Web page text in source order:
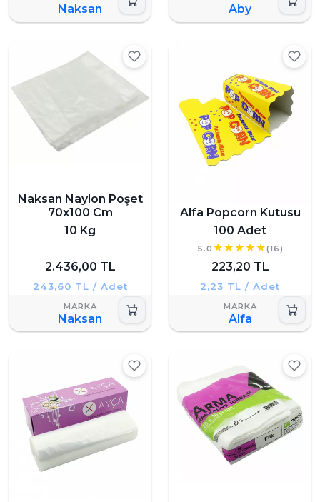
Naksan Aby
Naksan Naylon Poşet
70x100 Cm
10 Kg
2.436,00 TL
243,60 TL / Adet
Naksan
Alfa Popcorn Kutusu
100 Adet
5.0 (16)
223,20 TL
2,23 TL / Adet
Alfa